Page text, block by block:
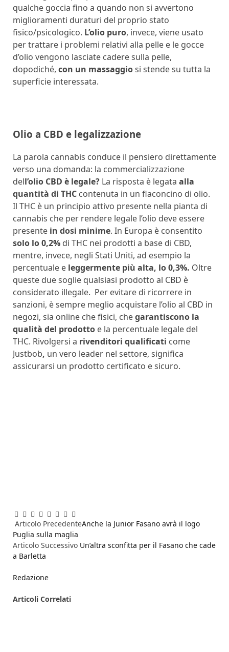
qualche goccia fino a quando non si avvertono
miglioramenti duraturi del proprio stato
fisico/psicologico. L’olio puro, invece, viene usato
per trattare i problemi relativi alla pelle e le gocce
d’olio vengono lasciate cadere sulla pelle,
dopodiché, con un massaggiosi stende su tutta la
superficie interessata.
Olio a CBD e legalizzazione
La parola cannabis conduce il pensiero direttamente
verso una domanda: la commercializzazione
dell’olio CBD è legale? La risposta è legata alla
quantità di THC contenuta in un flaconcino di olio.
Il THC è un principio attivo presente nella pianta di
cannabis che per rendere legale l’olio deve essere
presente in dosi minime. In Europa è consentito
solo lo 0,2% di THC nei prodotti a base di CBD,
mentre, invece, negli Stati Uniti, ad esempio la
percentuale e leggermente più alta, lo 0,3%. Oltre
queste due soglie qualsiasi prodotto al CBD è
considerato illegale. Per evitare di ricorrere in
sanzioni, è sempre meglio acquistare l’olio al CBD in
negozi, sia online che fisici, chegarantiscono la
qualità del prodotto e la percentuale legale del
THC. Rivolgersi a rivenditori qualificati come
Justbob, un vero leader nel settore, significa
assicurarsi un prodotto certificato e sicuro.
Facebook
Twitter
Pinterest
LinkedIn
Reddit
WhatsApp
Telegram
Email
Articolo PrecedenteAnche la Junior Fasano avrà il logo
Puglia sulla maglia
Articolo Successivo Un’altra sconfitta per il Fasano che cade
a Barletta
Redazione
Articoli Correlati